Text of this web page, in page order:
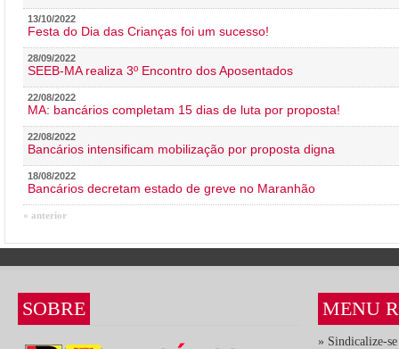
13/10/2022
Festa do Dia das Crianças foi um sucesso!
28/09/2022
SEEB-MA realiza 3º Encontro dos Aposentados
22/08/2022
MA: bancários completam 15 dias de luta por proposta!
22/08/2022
Bancários intensificam mobilização por proposta digna
18/08/2022
Bancários decretam estado de greve no Maranhão
« anterior
SOBRE MENU
» Sindicalize-se